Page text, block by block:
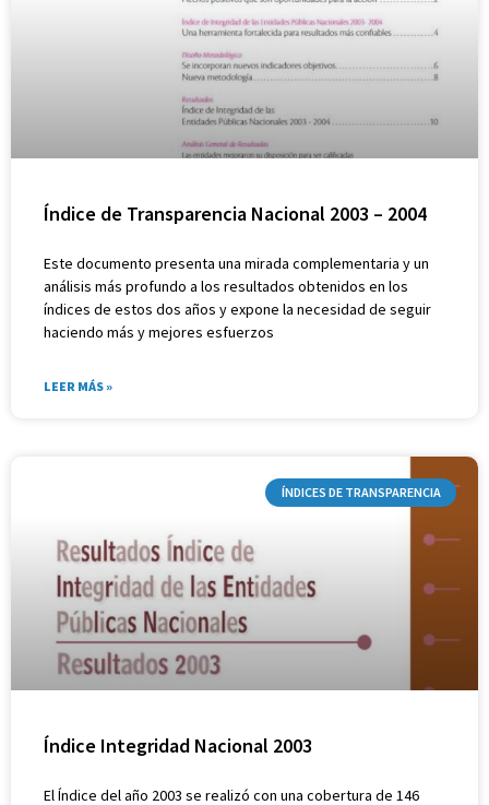
Índice de Transparencia Nacional 2003 – 2004
Este documento presenta una mirada complementaria y un
análisis más profundo a los resultados obtenidos en los
índices de estos dos años y expone la necesidad de seguir
haciendo más y mejores esfuerzos
LEER MÁS »
ÍNDICES DE TRANSPARENCIA
Índice Integridad Nacional 2003
El Índice del año 2003 se realizó con una cobertura de 146